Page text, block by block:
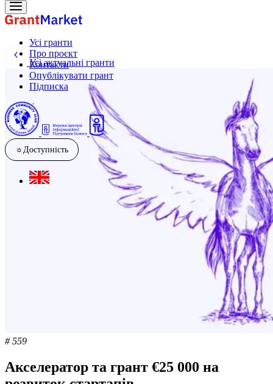
Усі гранти
Про проєкт
Контакти
Опублікувати грант
Підписка
☼ Доступність
Усі актуальні гранти
# 559
Акселератор та грант €25 000 на